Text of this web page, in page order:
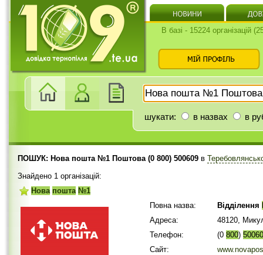
В базі - 15224 організацій
шукати: в назвах в
ПОШУК: Нова пошта №1 Поштова (0 800) 500609 в
Знайдено 1 організацій:
Нова пошта №1
Повна назва:
Відділення
Адреса:
48120,
Телефон:
(0 800)
Сайт: